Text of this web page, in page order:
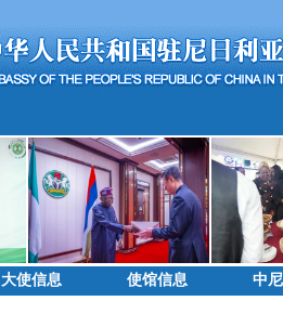
大使信息 使馆信息 中